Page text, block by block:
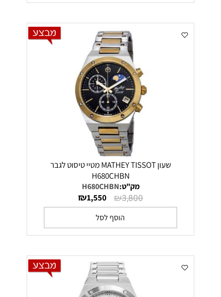
שעון MATHEY TISSOT מטיי טיסוט לגבר
H680CHBN
מק"ט:H680CHBN
₪3,800
₪1,550
הוסף לסל